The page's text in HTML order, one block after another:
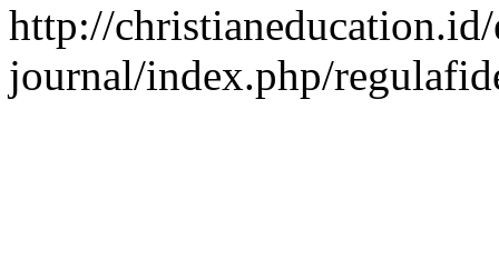
http://
journal/index.php/